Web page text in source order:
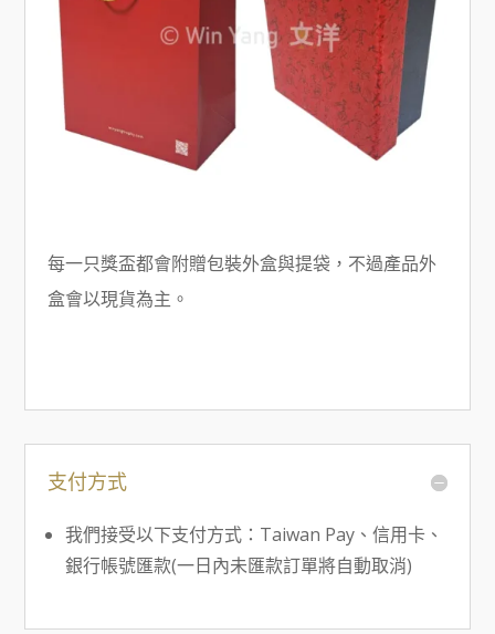
每一只獎盃都會附贈包裝外盒與提袋，不過產品外
盒會以現貨為主。
支付方式
我們接受以下支付方式：Taiwan Pay、信用卡、
銀行帳號匯款(一日內未匯款訂單將自動取消)